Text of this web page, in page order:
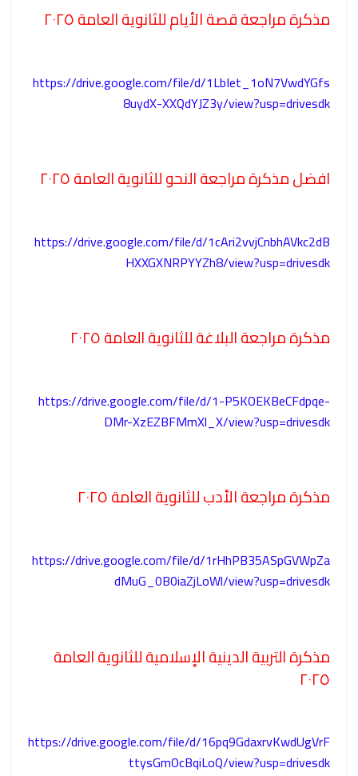
مذكرة مراجعة قصة الأيام للثانوية العامة ٢٠٢٥
https://drive.google.com/file/d/1LbIet_1oN7VwdYGfs
8uydX-XXQdYJZ3y/view?usp=drivesdk
افضل مذكرة مراجعة النحو للثانوية العامة ٢٠٢٥
https://drive.google.com/file/d/1cAri2vvjCnbhAVkc2dB
HXXGXNRPYYZh8/view?usp=drivesdk
مذكرة مراجعة البلاغة للثانوية العامة ٢٠٢٥
https://drive.google.com/file/d/1-P5KOEKBeCFdpqe-
DMr-XzEZBFMmXl_X/view?usp=drivesdk
مذكرة مراجعة الأدب للثانوية العامة ٢٠٢٥
https://drive.google.com/file/d/1rHhPB35ASpGVWpZa
dMuG_0B0iaZjLoWl/view?usp=drivesdk
مذكرة التربية الدينية الإسلامية للثانوية العامة
٢٠٢٥
https://drive.google.com/file/d/16pq9GdaxrvKwdUgVrF
ttysGmOcBqiLoQ/view?usp=drivesdk